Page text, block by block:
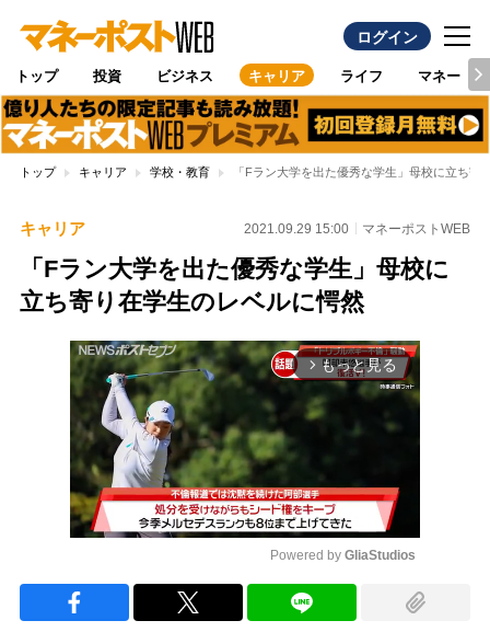
ログイン
トップ 投資 ビジネス キャリア ライフ マネー
トップ キャリア 学校・教育 「Fラン大学を出た優秀な学生」母校に立ち寄
キャリア 2021.09.29 15:00 マネーポストWEB
「Fラン大学を出た優秀な学生」母校に
立ち寄り在学生のレベルに愕然
arrow_forward_ios もっと見る
Powered by GliaStudios